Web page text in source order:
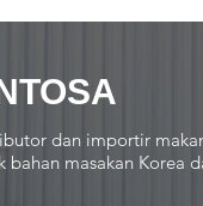
dan importir
masakan Korea